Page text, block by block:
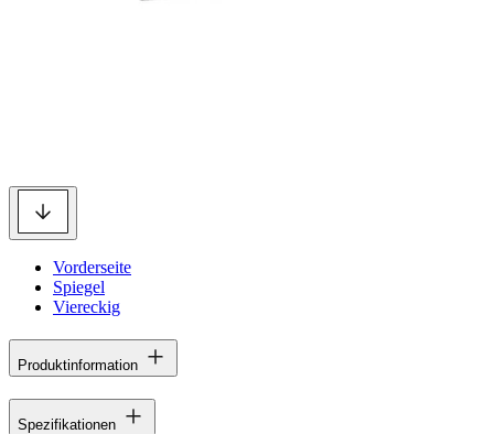
Vorderseite
Spiegel
Viereckig
Produktinformation
Spezifikationen